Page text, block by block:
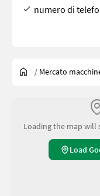
numero di
/ Mercato
Loading the map will
Load